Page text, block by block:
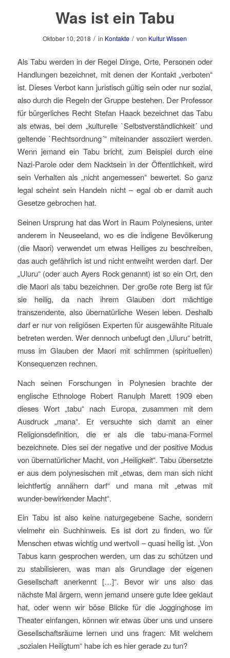
Was ist ein Tabu
Oktober 10, 2018 / in Kontakte / von Kultur Wissen
Als Tabu werden in der Regel Dinge, Orte, Personen oder
Handlungen bezeichnet, mit denen der Kontakt „verboten“
ist. Dieses Verbot kann juristisch gültig sein oder nur sozial,
also durch die Regeln der Gruppe bestehen. Der Professor
für bürgerliches Recht Stefan Haack bezeichnet das Tabu
als etwas, bei dem „kulturelle `Selbstverständlichkeit´ und
geltende `Rechtsordnung´“ miteinander assoziiert werden.
Wenn jemand ein Tabu bricht, zum Beispiel durch eine
Nazi-Parole oder dem Nacktsein in der Öffentlichkeit, wird
sein Verhalten als „nicht angemessen“ bewertet. So ganz
legal scheint sein Handeln nicht – egal ob er damit auch
Gesetze gebrochen hat.
Seinen Ursprung hat das Wort in Raum Polynesiens, unter
anderem in Neuseeland, wo es die indigene Bevölkerung
(die Maori) verwendet um etwas Heiliges zu beschreiben,
das auch gefährlich ist und nicht entweiht werden darf. Der
„Uluru“ (oder auch Ayers Rock genannt) ist so ein Ort, den
die Maori als tabu bezeichnen. Der große rote Berg ist für
sie heilig, da nach ihrem Glauben dort mächtige
transzendente, also übernatürliche Wesen leben. Deshalb
darf er nur von religiösen Experten für ausgewählte Rituale
betreten werden. Wer dennoch unbefugt den „Uluru“ betritt,
muss im Glauben der Maori mit schlimmen (spirituellen)
Konsequenzen rechnen.
Nach seinen Forschungen in Polynesien brachte der
englische Ethnologe Robert Ranulph Marett 1909 eben
dieses Wort „tabu“ nach Europa, zusammen mit dem
Ausdruck „mana“. Er versuchte sich damit an einer
Religionsdefinition, die er als die tabu-mana-Formel
bezeichnete. Dies sei der negative und der positive Modus
von übernatürlicher Macht, von „Heiligkeit“. Tabu übersetzte
er aus dem polynesischen mit „etwas, dem man sich nicht
leichtfertig annähern darf“ und mana mit „etwas mit
wunder-bewirkender Macht“.
Ein Tabu ist also keine naturgegebene Sache, sondern
vielmehr ein Suchhinweis. Es ist dort zu finden, wo für
Menschen etwas wichtig und wertvoll – quasi heilig ist. „Von
Tabus kann gesprochen werden, um das zu schützen und
zu stabilisieren, was man als Grundlage der eigenen
Gesellschaft anerkennt […]“. Bevor wir uns also das
nächste Mal ärgern, wenn jemand unsere gute Idee geklaut
hat, oder wenn wir böse Blicke für die Jogginghose im
Theater einfangen, können wir etwas über uns und unsere
Gesellschaftsräume lernen und uns fragen: Mit welchem
„sozialen Heiligtum“ habe ich es hier gerade zu tun?